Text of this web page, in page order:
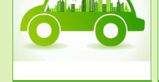
工作场所职业危害现状评价
【现状评价意义】：具体因素---
-通过质谱分析等多种手段明确